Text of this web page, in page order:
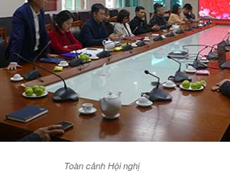
Toàn cảnh Hội nghị